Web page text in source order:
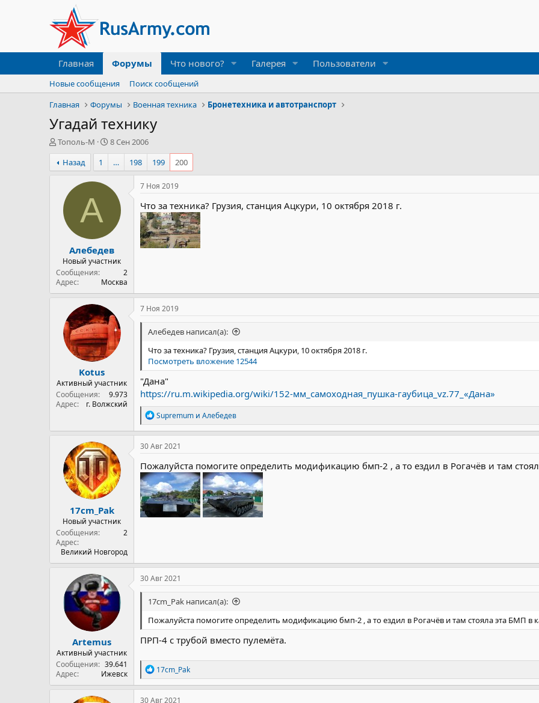
Главная Форумы Что нового? Галерея Пользователи
Новые сообщения
Поиск сообщений
Главная
Форумы Военная техника Бронетехника и автотранспорт
Угадай технику
А
в
т
о
Тополь-М
Д
а
а
л
8 Сен 2006
Назад
1 … 198 199 200
А
Алебедев
Новый участник
Сообщения
2
Адрес
Москва
7 Ноя 2019
Что за техника? Грузия, станция Ацкури, 10 октября 2018 г.
Kotus
Активный участник
Сообщения
9.973
Адрес
г. Волжский
7 Ноя 2019
Алебедев написал(а):
Что за техника? Грузия, станция Ацкури, 10 октября 2018 г.
Посмотреть вложение 12544
"Дана"
https://ru.m.wikipedia.org/wiki/152-мм_самоходная_пушка-гаубица_vz.77_«Дана»
Р
е
а
к
и
и
:
Supremum и Алебедев
17cm_Pak
Новый участник
Сообщения
2
Адрес
Великий Новгород
30 Авг 2021
Пожалуйста помогите определить модификацию бмп-2 , а то ездил в Рогачёв и там
Artemus
Активный участник
Сообщения
39.641
Адрес
Ижевск
30 Авг 2021
17cm_Pak написал(а):
Пожалуйста помогите определить модификацию бмп-2 , а то ездил в Рогачёв и там стояла эта БМП в
ПРП-4 с трубой вместо пулемёта.
Р
е
а
к
17cm_Pak
30 Авг 2021